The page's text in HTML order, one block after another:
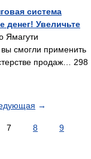
система
денег! Увеличьте
Ямагути
смогли применить
продаж… 298
→
7 8
9